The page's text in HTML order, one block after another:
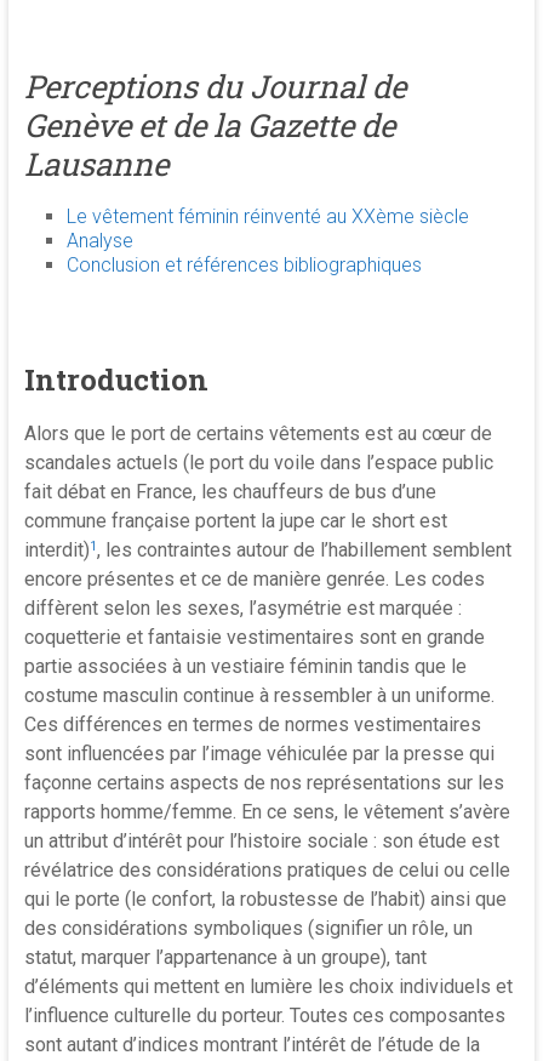
Perceptions du Journal de
Genève et de la Gazette de
Lausanne
Le vêtement féminin réinventé au XXème siècle
Analyse
Conclusion et références bibliographiques
Introduction
Alors que le port de certains vêtements est au cœur de
scandales actuels (le port du voile dans l’espace public
fait débat en France, les chauffeurs de bus d’une
commune française portent la jupe car le short est
interdit)1, les contraintes autour de l’habillement semblent
encore présentes et ce de manière genrée. Les codes
diffèrent selon les sexes, l’asymétrie est marquée :
coquetterie et fantaisie vestimentaires sont en grande
partie associées à un vestiaire féminin tandis que le
costume masculin continue à ressembler à un uniforme.
Ces différences en termes de normes vestimentaires
sont influencées par l’image véhiculée par la presse qui
façonne certains aspects de nos représentations sur les
rapports homme/femme. En ce sens, le vêtement s’avère
un attribut d’intérêt pour l’histoire sociale : son étude est
révélatrice des considérations pratiques de celui ou celle
qui le porte (le confort, la robustesse de l’habit) ainsi que
des considérations symboliques (signifier un rôle, un
statut, marquer l’appartenance à un groupe), tant
d’éléments qui mettent en lumière les choix individuels et
l’influence culturelle du porteur. Toutes ces composantes
sont autant d’indices montrant l’intérêt de l’étude de la